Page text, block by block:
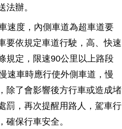
法辦。
速度，內側車道為超車道要
要依規定車道行駛，高、快速
規定，限速90公里以上路段
速車時應行使外側車道，慢
除了會影響後方行車或造成堵
罰，再次提醒用路人，駕車行
確保行車安全。